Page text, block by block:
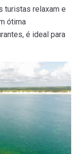
turistas relaxam e
ótima
é ideal para